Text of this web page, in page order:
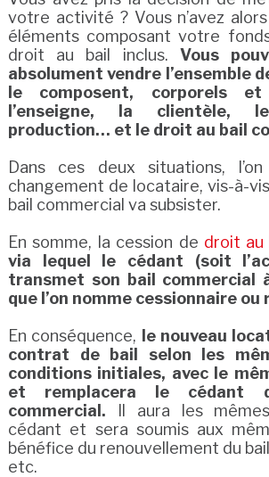
votre activité ? Vous n’avez
éléments composant votre
droit au bail inclus. Vous
absolument vendre l’ensemble
le composent, corporels
l’enseigne, la clientèle,
production… et le droit au bail
Dans ces deux situations,
changement de locataire, vis-à-
bail commercial va subsister.
En somme, la cession de droit au
via lequel le cédant (soit
transmet son bail commercial
que l’on nomme cessionnaire ou
En conséquence,
le nouveau
contrat de bail selon les
conditions initiales, avec le
et remplacera le cédant
commercial. Il aura les
cédant et sera soumis aux
bénéfice du renouvellement du
etc.